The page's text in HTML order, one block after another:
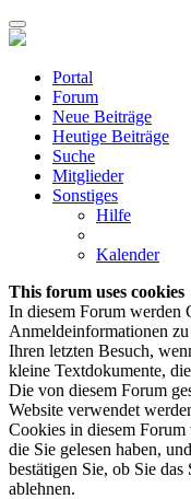
Portal
Forum
Neue Beiträge
Heutige Beiträge
Suche
Mitglieder
Sonstiges
Hilfe
Kalender
This forum uses cookies
In diesem Forum werden
Anmeldeinformationen
Ihren letzten Besuch,
kleine Textdokumente,
Die von diesem Forum
Website verwendet
Cookies in diesem
die Sie gelesen haben,
bestätigen Sie, ob Sie
ablehnen.